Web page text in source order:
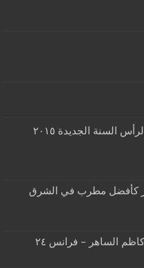
السنة الجديدة ٢٠١٥
كأفضل مطرب في الشرق
الساهر – فرانس ٢٤